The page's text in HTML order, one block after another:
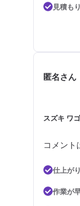
見積も
匿名さん
スズキ ワ
コメント
仕上が
作業が